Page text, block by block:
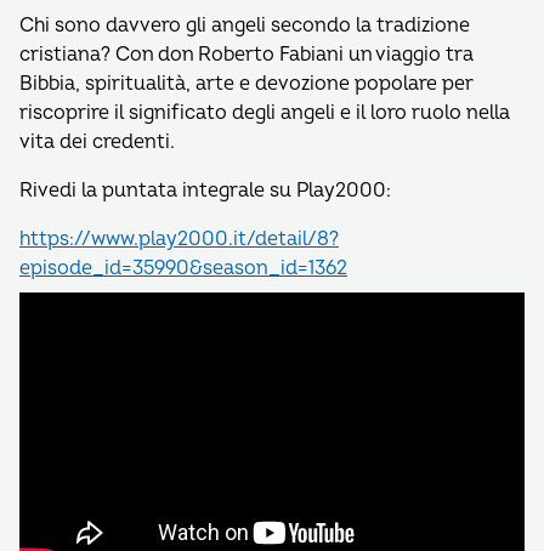
Chi sono davvero gli angeli secondo la tradizione
cristiana? Con don Roberto Fabiani un viaggio tra
Bibbia, spiritualità, arte e devozione popolare per
riscoprire il significato degli angeli e il loro ruolo nella
vita dei credenti.
Rivedi la puntata integrale su Play2000:
https://www.play2000.it/detail/8?
episode_id=35990&season_id=1362